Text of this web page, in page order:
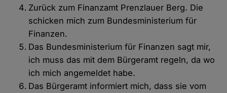
Zurück zum Finanzamt Prenzlauer Berg. Die
schicken mich zum Bundesministerium für
Finanzen.
Das Bundesministerium für Finanzen sagt mir,
ich muss das mit dem Bürgeramt regeln, da wo
ich mich angemeldet habe.
Das Bürgeramt informiert mich, dass sie vom